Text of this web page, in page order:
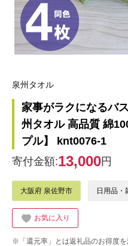
泉州タオル
家事がラクになるバ
州タオル 高品質 綿
プル】 knt0076-1
寄付金額:13,000円
大阪府 泉佐野市 日用品・
お気に入り
※「還元率」とは返礼品のお得度を